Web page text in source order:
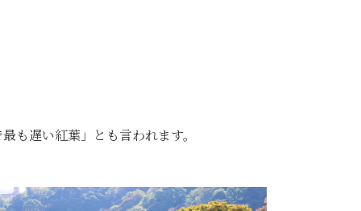
も遅い紅葉」とも言われます。